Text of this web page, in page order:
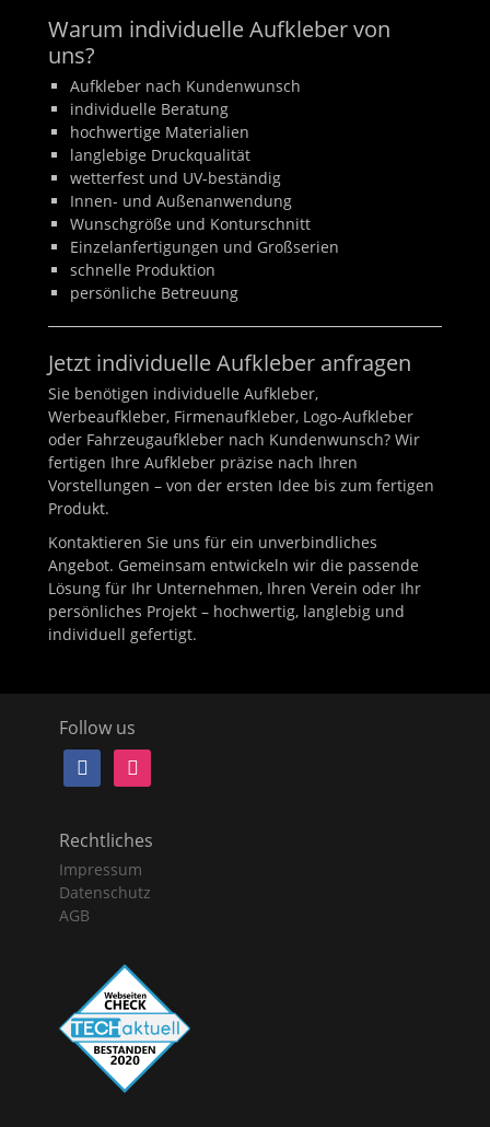
Warum individuelle Aufkleber von
uns?
Aufkleber nach Kundenwunsch
individuelle Beratung
hochwertige Materialien
langlebige Druckqualität
wetterfest und UV-beständig
Innen- und Außenanwendung
Wunschgröße und Konturschnitt
Einzelanfertigungen und Großserien
schnelle Produktion
persönliche Betreuung
Jetzt individuelle Aufkleber anfragen
Sie benötigen individuelle Aufkleber,
Werbeaufkleber, Firmenaufkleber, Logo-Aufkleber
oder Fahrzeugaufkleber nach Kundenwunsch? Wir
fertigen Ihre Aufkleber präzise nach Ihren
Vorstellungen – von der ersten Idee bis zum fertigen
Produkt.
Kontaktieren Sie uns für ein unverbindliches
Angebot. Gemeinsam entwickeln wir die passende
Lösung für Ihr Unternehmen, Ihren Verein oder Ihr
persönliches Projekt – hochwertig, langlebig und
individuell gefertigt.
Follow us
facebook instagram
Rechtliches
Impressum
Datenschutz
AGB